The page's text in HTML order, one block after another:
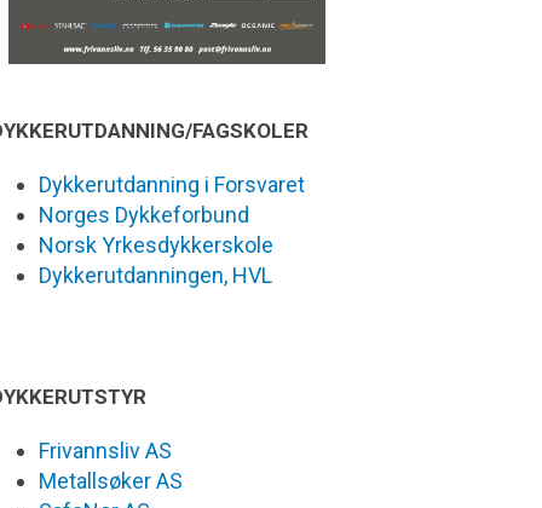
FAGSKOLER
Dykkerutdanning i Forsvaret
Norges Dykkeforbund
Norsk Yrkesdykkerskole
Dykkerutdanningen, HVL
Frivannsliv AS
Metallsøker AS